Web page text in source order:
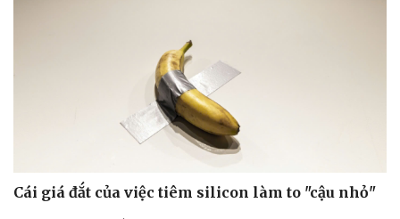
Cái giá đắt của việc tiêm silicon làm to "cậu nhỏ"